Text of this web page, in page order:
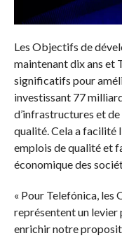
Les Objectifs de
maintenant dix ans et
significatifs pour
investissant 77
d’infrastructures et
qualité. Cela a facilité
emplois de qualité et
économique des
« Pour Telefónica,
représentent un
enrichir notre